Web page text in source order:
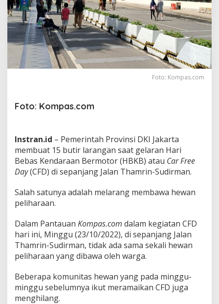
i
h
a
r
a
a
n
d
,
r
g
a
:
S
y
a
S
e
k
a
l
.
.
Foto: Kompas.com
Foto: Kompas.com
Instran.id – Pemerintah Provinsi DKI Jakarta
membuat 15 butir larangan saat gelaran Hari
Bebas Kendaraan Bermotor (HBKB) atau Car Free
Day(CFD) di sepanjang Jalan Thamrin-Sudirman.
Salah satunya adalah melarang membawa hewan
peliharaan.
Dalam Pantauan Kompas.com dalam kegiatan CFD
hari ini, Minggu (23/10/2022), di sepanjang Jalan
Thamrin-Sudirman, tidak ada sama sekali hewan
peliharaan yang dibawa oleh warga.
Beberapa komunitas hewan yang pada minggu-
minggu sebelumnya ikut meramaikan CFD juga
menghilang.